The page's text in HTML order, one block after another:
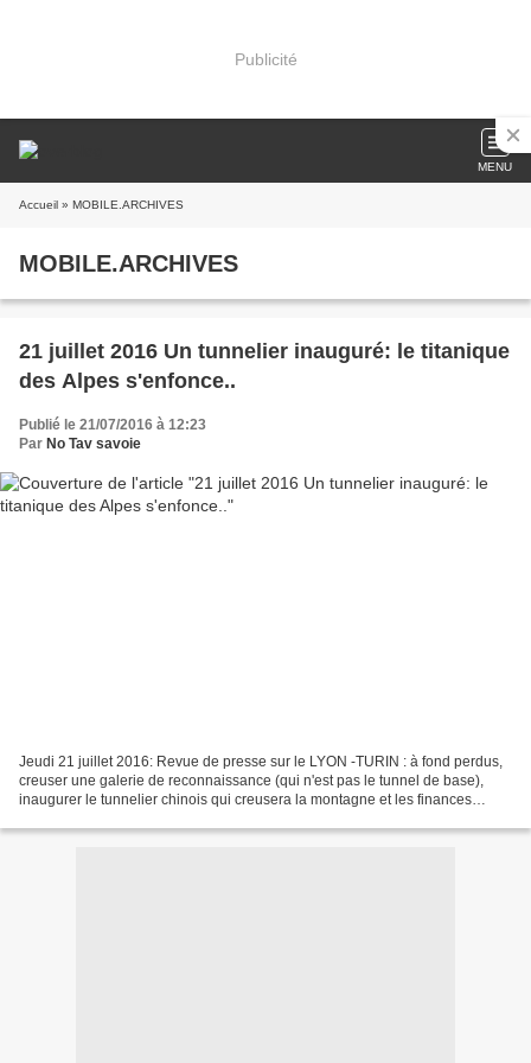
Publicité
MENU
Accueil » MOBILE.ARCHIVES
MOBILE.ARCHIVES
21 juillet 2016 Un tunnelier inauguré: le titanique
des Alpes s'enfonce..
Publié le 21/07/2016 à 12:23
Par No Tav savoie
Jeudi 21 juillet 2016: Revue de presse sur le LYON -TURIN : à fond perdus,
creuser une galerie de reconnaissance (qui n'est pas le tunnel de base),
inaugurer le tunnelier chinois qui creusera la montagne et les finances